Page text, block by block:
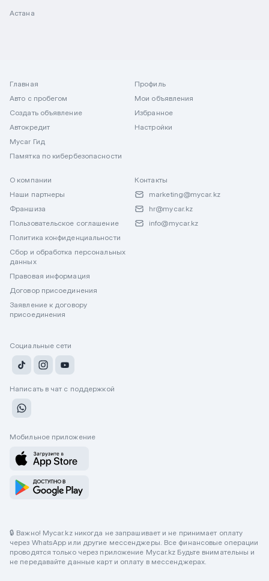
Астана
Главная
Авто с пробегом
Создать объявление
Автокредит
Mycar Гид
Памятка по кибербезопасности
Профиль
Мои объявления
Избранное
Настройки
О компании
Наши партнеры
Франшиза
Пользовательское соглашение
Политика конфиденциальности
Сбор и обработка персональных
данных
Правовая информация
Договор присоединения
Заявление к договору
присоединения
Контакты
marketing@mycar.kz
hr@mycar.kz
info@mycar.kz
Социальные сети
Написать в чат с поддержкой
Мобильное приложение
🔒 Важно! Mycar.kz никогда не запрашивает и не принимает оплату
через WhatsApp или другие мессенджеры. Все финансовые операции
проводятся только через приложение Mycar.kz Будьте внимательны и
не передавайте данные карт и оплату в мессенджерах.